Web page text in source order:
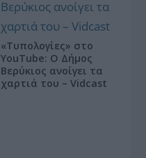
«Τυπολογίες» στο
YouTube: Ο Δήμος
Βερύκιος ανοίγει τα
χαρτιά του – Vidcast